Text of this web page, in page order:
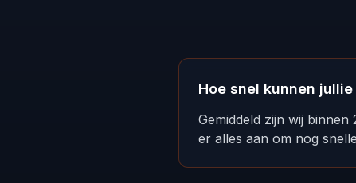
Hoe snel kunnen
Gemiddeld zijn wij
er alles aan om nog